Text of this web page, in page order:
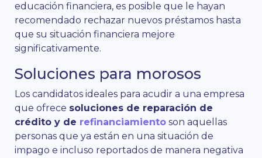
educación financiera, es posible que le hayan
recomendado rechazar nuevos préstamos hasta
que su situación financiera mejore
significativamente.
Soluciones para morosos
Los candidatos ideales para acudir a una empresa
que ofrece soluciones de reparación de
crédito y de refinanciamiento son aquellas
personas que ya están en una situación de
impago e incluso reportados de manera negativa